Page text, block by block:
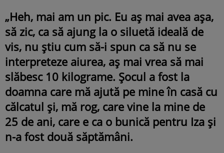
„Heh, mai am un pic. Eu aș mai avea așa,
să zic, ca să ajung la o siluetă ideală de
vis, nu știu cum să-i spun ca să nu se
interpreteze aiurea, aș mai vrea să mai
slăbesc 10 kilograme. Șocul a fost la
doamna care mă ajută pe mine în casă cu
călcatul și, mă rog, care vine la mine de
25 de ani, care e ca o bunică pentru Iza și
n-a fost două săptămâni.